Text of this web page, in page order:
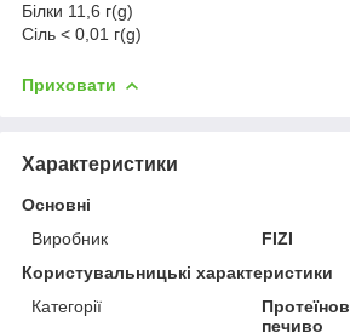
Білки 11,6 г(g)
Сіль < 0,01 г(g)
Приховати
Характеристики
Основні
Виробник
FIZI
Користувальницькі характеристики
Категорії
печиво